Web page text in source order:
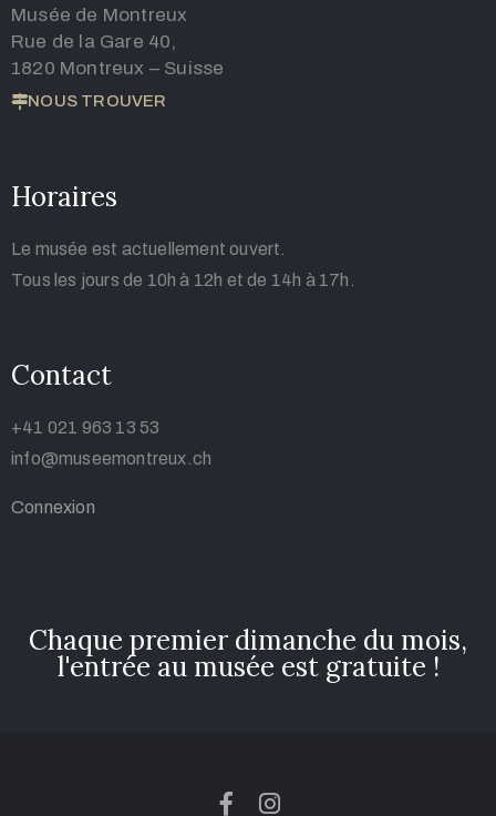
Musée de Montreux
Rue de la Gare 40,
1820 Montreux – Suisse
NOUS TROUVER
Horaires
Le musée est actuellement ouvert.
Tous les jours de 10h à 12h et de 14h à 17h.
Contact
+41 021 963 13 53
info@museemontreux.ch
Connexion
Chaque premier dimanche du mois,
l'entrée au musée est gratuite !